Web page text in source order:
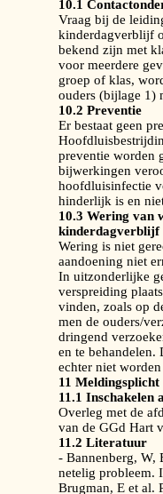
10.1
Vraag bij de
kinderdagverblijf
bekend zijn met
voor meerdere
groep of klas,
ouders (bijlage 1)
10.2 Preventie
Er bestaat geen
preventie worden
bijwerkingen
hoofdluisinfectie
hinderlijk is en
10.3 Wering van
kinderdagverblijf
Wering is niet
aandoening niet
In uitzonderlijke
verspreiding
vinden, zoals op
men de ouders/
dringend
en te behandelen.
echter niet
11 Meldingsplicht
11.1 Inschakelen
Overleg met de
van de GGd Hart
11.2 Literatuur
- Bannenberg, W,
netelig probleem.
Brugman, E et al.